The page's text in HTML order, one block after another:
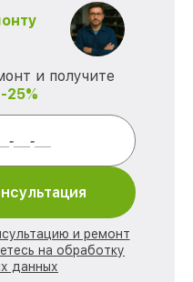
и получите
25%
и ремонт
на обработку
данных